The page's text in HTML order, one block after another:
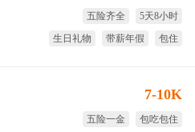
五险齐全
5天8小时
生日礼物
带薪年假 包住
7-10K
五险一金
包吃包住